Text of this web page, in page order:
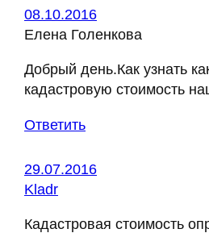
08.10.2016
Елена Голенкова
Добрый день.Как узнать
кадастровую стоимость
Ответить
29.07.2016
Kladr
Кадастровая стоимость